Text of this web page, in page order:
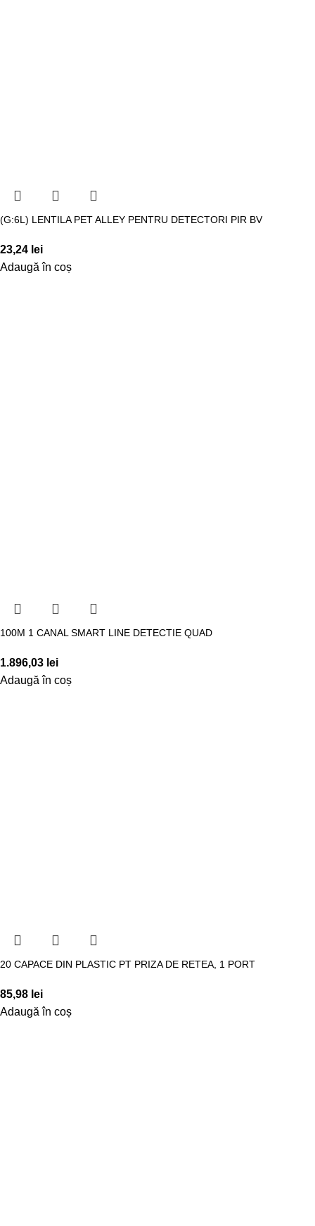
(G:6L) LENTILA PET ALLEY PENTRU DETECTORI PIR BV
23,24 lei
Adaugă în coș
100M 1 CANAL SMART LINE DETECTIE QUAD
1.896,03 lei
Adaugă în coș
20 CAPACE DIN PLASTIC PT PRIZA DE RETEA, 1 PORT
85,98 lei
Adaugă în coș